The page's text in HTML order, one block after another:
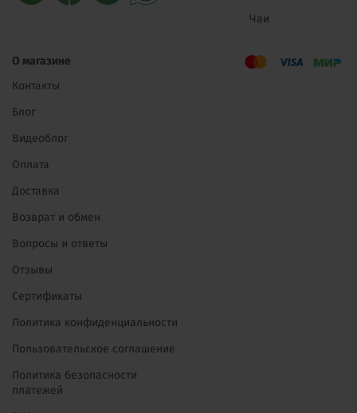
Чаи
О магазине
Контакты
Блог
Видеоблог
Оплата
Доставка
Возврат и обмен
Вопросы и ответы
Отзывы
Сертификаты
Политика конфиденциальности
Пользовательское соглашение
Политика безопасности
платежей